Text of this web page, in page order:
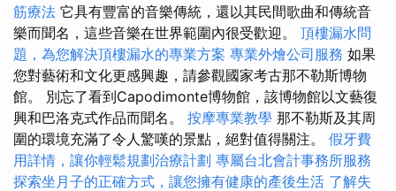
筋療法 它具有豐富的音樂傳統，還以其民間歌曲和傳統音
樂而聞名，這些音樂在世界範圍內很受歡迎。 頂樓漏水問
題，為您解決頂樓漏水的專業方案 專業外燴公司服務 如果
您對藝術和文化更感興趣，請參觀國家考古那不勒斯博物
館。 別忘了看到Capodimonte博物館，該博物館以文藝復
興和巴洛克式作品而聞名。 按摩專業教學 那不勒斯及其周
圍的環境充滿了令人驚嘆的景點，絕對值得關注。 假牙費
用詳情，讓你輕鬆規劃治療計劃 專屬台北會計事務所服務
探索坐月子的正確方式，讓您擁有健康的產後生活 了解失